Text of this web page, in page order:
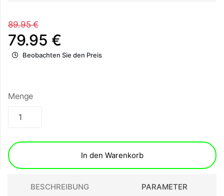
89.95 €
79.95 €
Beobachten Sie den Preis
Menge
In den Warenkorb
BESCHREIBUNG PARAMETER